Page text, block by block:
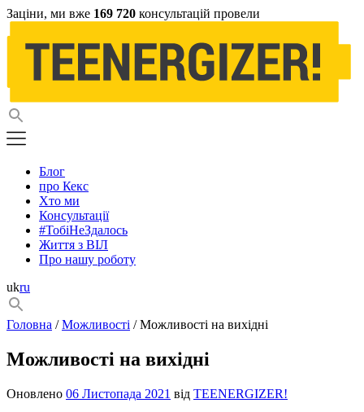
Заціни, ми вже 169 720 консультацій провели
Блог
про Кекс
Хто ми
Консультації
#ТобіНеЗдалось
Життя з ВІЛ
Про нашу роботу
ukru
Головна /Можливості / Можливості на вихідні
Можливості на вихідні
Оновлено 06 Листопада 2021 від TEENERGIZER!